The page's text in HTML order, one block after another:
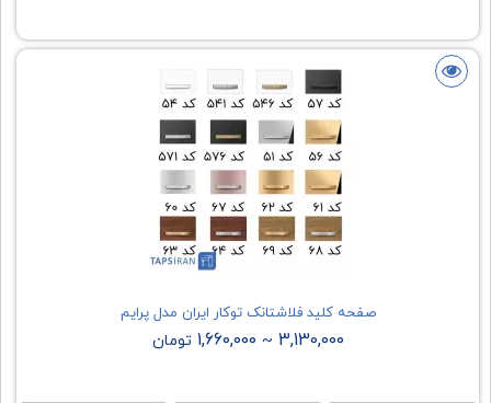
صفحه کلید فلاشتانک توکار ایران مدل پرایم
3,130,000
~
1,660,000 تومان